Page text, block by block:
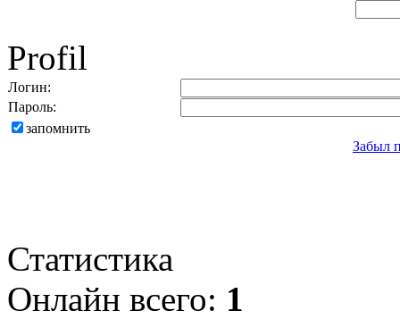
Profil
Логин:
Пароль:
запомнить
Забыл
Статистика
Онлайн всего: 1